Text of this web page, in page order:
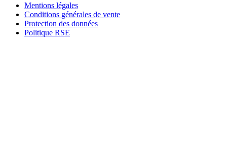
Mentions légales
Conditions générales de vente
Protection des données
Politique RSE